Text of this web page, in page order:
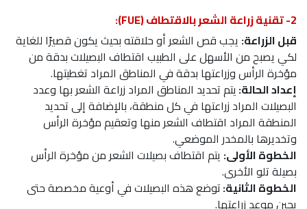
2- تقنية زراعة الشعر بالاقتطاف (FUE):
قبل الزراعة: يجب قص الشعر أو حلاقته بحيث يكون قصيرًا للغاية
لكي يصبح من الأسهل على الطبيب اقتطاف البصيلات بدقة من
مؤخرة الرأس وزراعتها بدقة في المناطق المراد تغطيتها.
إعداد الحالة: يتم تحديد المناطق المراد زراعة الشعر بها وعدد
البصيلات المراد زراعتها في كل منطقة، بالإضافة إلى تحديد
المنطقة المراد اقتطاف الشعر منها وتعقيم مؤخرة الرأس
وتخديرها بالمخدر الموضعي.
الخطوة الأولى: يتم اقتطاف بصيلات الشعر من مؤخرة الرأس
بصيلة تلو الأخرى.
الخطوة الثانية:توضع هذه البصيلات في أوعية مخصصة حتى
يحين موعد زراعتها.